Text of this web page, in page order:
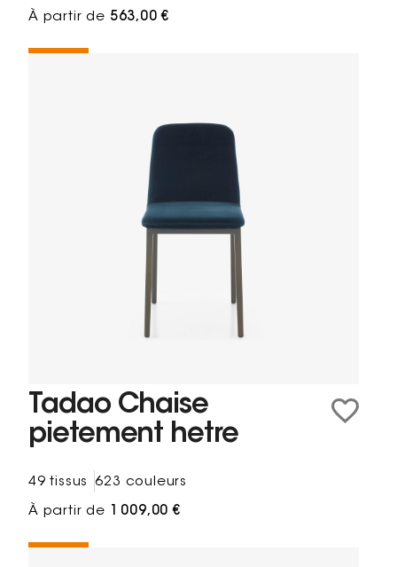
À partir de 563,00 €
Tadao Chaise
pietement hetre
49 tissus 623 couleurs
À partir de 1 009,00 €